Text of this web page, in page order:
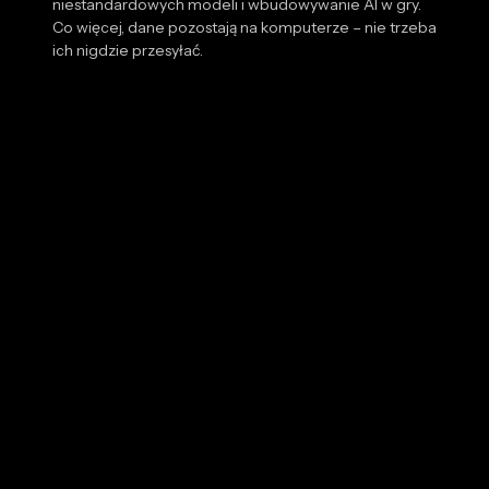
niestandardowych modeli i wbudowywanie AI w gry.
Co więcej, dane pozostają na komputerze – nie trzeba
ich nigdzie przesyłać.